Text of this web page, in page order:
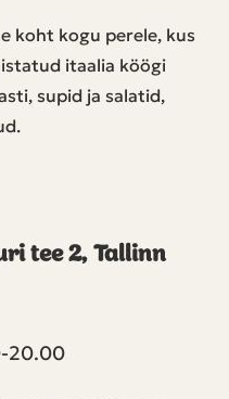
koht kogu perele, kus
itaalia köögi
supid ja salatid,
tee 2, Tallinn
20.00